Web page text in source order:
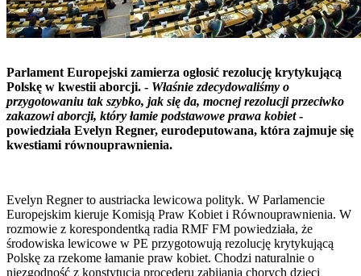
Parlament Europejski zamierza ogłosić rezolucję krytykującą
Polskę w kwestii aborcji. - Właśnie zdecydowaliśmy o
przygotowaniu tak szybko, jak się da, mocnej rezolucji przeciwko
zakazowi aborcji, który łamie podstawowe prawa kobiet-
powiedziała Evelyn Regner, eurodeputowana, która zajmuje się
kwestiami równouprawnienia.
Evelyn Regner to austriacka lewicowa polityk. W Parlamencie
Europejskim kieruje Komisją Praw Kobiet i Równouprawnienia. W
rozmowie z korespondentką radia RMF FM powiedziała, że
środowiska lewicowe w PE przygotowują rezolucję krytykującą
Polskę za rzekome łamanie praw kobiet. Chodzi naturalnie o
niezgodność z konstytucją procederu zabijania chorych dzieci